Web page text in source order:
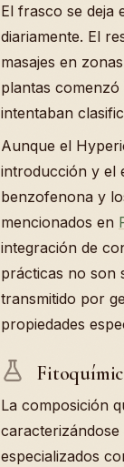
El frasco se deja
diariamente. El
masajes en
plantas
intentaban
Aunque el
introducción y el
benzofenona y
mencionados en
integración de
prácticas no son
transmitido por
propiedades
La composición
especializados